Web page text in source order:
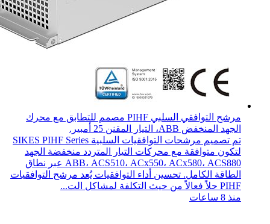
مرشح التوافقي السلبي PIHF مصمم للتطابق مع محرك
الجهد المنخفض ABB، التيار المقنن 25 أمبير.
تم تصميم مرشحات التوافقيات السلبية SIKES PIHF Series
لتكون متوافقة مع محركات التيار المتردد منخفضة الجهد
ABB، ACS510، ACx550، ACx580، ACS880 عبر نطاق
الطاقة الكامل. تحسين أداء التوافقيات يُعد مرشح التوافقيات
PIHF حلاً فعالاً من حيث التكلفة لمشاكل الت...
منذ 8 ساعات